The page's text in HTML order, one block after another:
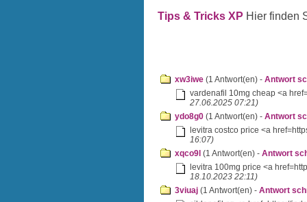
Tips & Tricks XP Hier finden
xw3iwe (1 Antwort(en) - Antwort
vardenafil 10mg cheap <a
27.06.2025 07:21)
ydo8g0 (1 Antwort(en) - Antwort
levitra costco price <a
16:07)
xqco9l (1 Antwort(en) - Antwort
levitra 100mg price <a
18.10.2023 22:11)
3viuaj (1 Antwort(en) - Antwort